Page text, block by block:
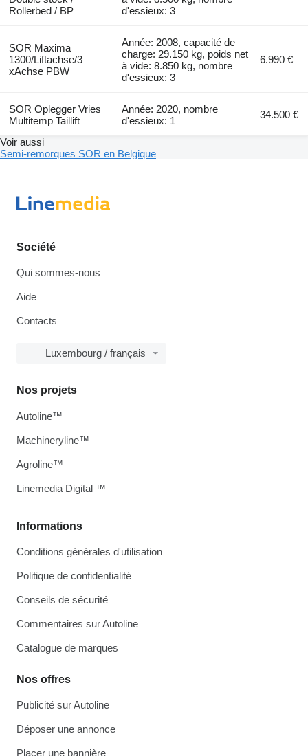
Rollerbed / BP
d'essieux: 3
SOR Maxima
1300/Liftachse/3
xAchse PBW
Année: 2008, capacité de
charge: 29.150 kg, poids net
à vide: 8.850 kg, nombre
d'essieux: 3
6.990 €
SOR Oplegger Vries
Multitemp Taillift
Année: 2020, nombre
d'essieux: 1
34.500 €
Voir aussi
Semi-remorques SOR en Belgique
Société
Qui sommes-nous
Aide
Contacts
Luxembourg / français
Informations
Conditions générales d'utilisation
Politique de confidentialité
Conseils de sécurité
Commentaires sur Autoline
Catalogue de marques
Nos offres
Publicité sur Autoline
Déposer une annonce
Placer une bannière
Nos projets
Autoline™
Machineryline™
Agroline™
Linemedia Digital ™